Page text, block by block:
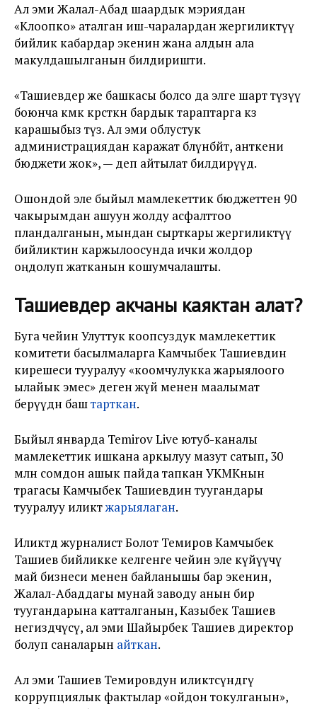
Ал эми Жалал-Абад шаардык мэриядан
«Клоопко» аталган иш-чаралардан жергиликтүү
бийлик кабардар экенин жана алдын ала
макулдашылганын билдиришти.
«Ташиевдер же башкасы болсо да элге шарт түзүү
боюнча көмөк көрсөткөн бардык тараптарга көз
карашыбыз түз. Ал эми облустук
администрациядан каражат бөлүнбөйт, анткени
бюджети жок», — деп айтылат билдирүүдө.
Ошондой эле быйыл мамлекеттик бюджеттен 90
чакырымдан ашуун жолду асфалттоо
пландалганын, мындан сырткары жергиликтүү
бийликтин каржылоосунда ички жолдор
оңдолуп жатканын кошумчалашты.
Ташиевдер акчаны каяктан алат?
Буга чейин Улуттук коопсуздук мамлекеттик
комитети басылмаларга Камчыбек Ташиевдин
кирешеси тууралуу «коомчулукка жарыялоого
ылайык эмес» деген жүйөө менен маалымат
берүүдөн баштарткан.
Быйыл январда Temirov Live ютуб-каналы
мамлекеттик ишкана аркылуу мазут сатып, 30
млн сомдон ашык пайда тапкан УКМКнын
төрагасы Камчыбек Ташиевдин туугандары
тууралуу иликтөөжарыялаган.
Иликтөөдө журналист Болот Темиров Камчыбек
Ташиев бийликке келгенге чейин эле күйүүчү
май бизнеси менен байланышы бар экенин,
Жалал-Абаддагы мунай заводу анын бир
туугандарына катталганын, Казыбек Ташиев
негиздөөчүсү, ал эми Шайырбек Ташиев директор
болуп саналарын айткан.
Ал эми Ташиев Темировдун иликтөөсүндөгү
коррупциялык фактылар «ойдон токулганын»,